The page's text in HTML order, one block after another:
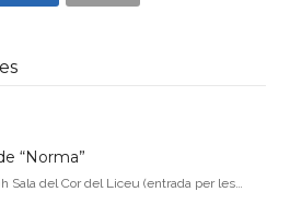
“Norma”
Sala del Cor del Liceu (entrada per les…